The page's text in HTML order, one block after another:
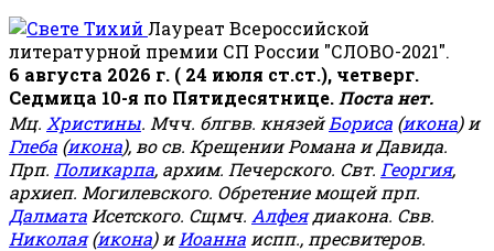
Лауреат Всероссийской
литературной премии СП России "СЛОВО-2021".
6 августа 2026 г. ( 24 июля ст.ст.), четверг.
Седмица 10-я по Пятидесятнице. Поста нет.
Мц. Христины. Мчч. блгвв. князейБориса (икона) и
Глеба (икона), во св. Крещении Романа и Давида.
Прп. Поликарпа, архим. Печерского. Свт. Георгия,
архиеп. Могилевского. Обретение мощей прп.
Далмата Исетского. Сщмч. Алфеядиакона. Свв.
Николая(икона) иИоанна испп., пресвитеров.